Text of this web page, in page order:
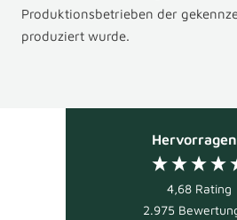
Produktionsbetrieben der
produziert wurde.
4,68 Rating
2.975